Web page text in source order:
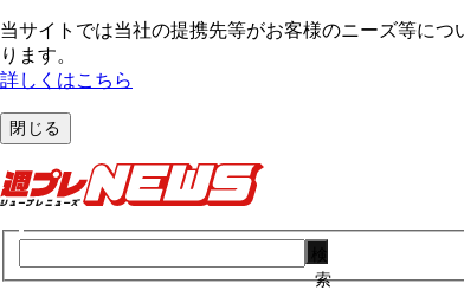
当サイトでは当社の提携先等がお客様のニーズ等に
ります。
詳しくはこちら
閉じる
索